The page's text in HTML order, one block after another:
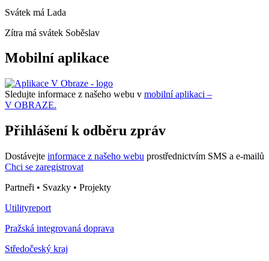
Svátek má Lada
Zítra má svátek Soběslav
Mobilní aplikace
Sledujte informace z našeho webu v mobilní aplikaci –
V OBRAZE.
Přihlášení k odběru zpráv
Dostávejte informace z našeho webu prostřednictvím SMS a e-mailů
Chci se zaregistrovat
Partneři • Svazky • Projekty
Utilityreport
Pražská integrovaná doprava
Středočeský kraj